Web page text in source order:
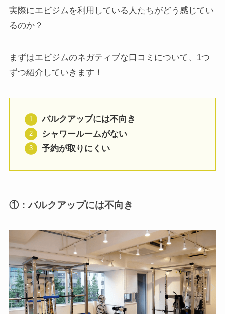
実際にエビジムを利用している人たちがどう感じてい
るのか？
まずはエビジムのネガティブな口コミについて、1つ
ずつ紹介していきます！
バルクアップには不向き
シャワールームがない
予約が取りにくい
①：バルクアップには不向き